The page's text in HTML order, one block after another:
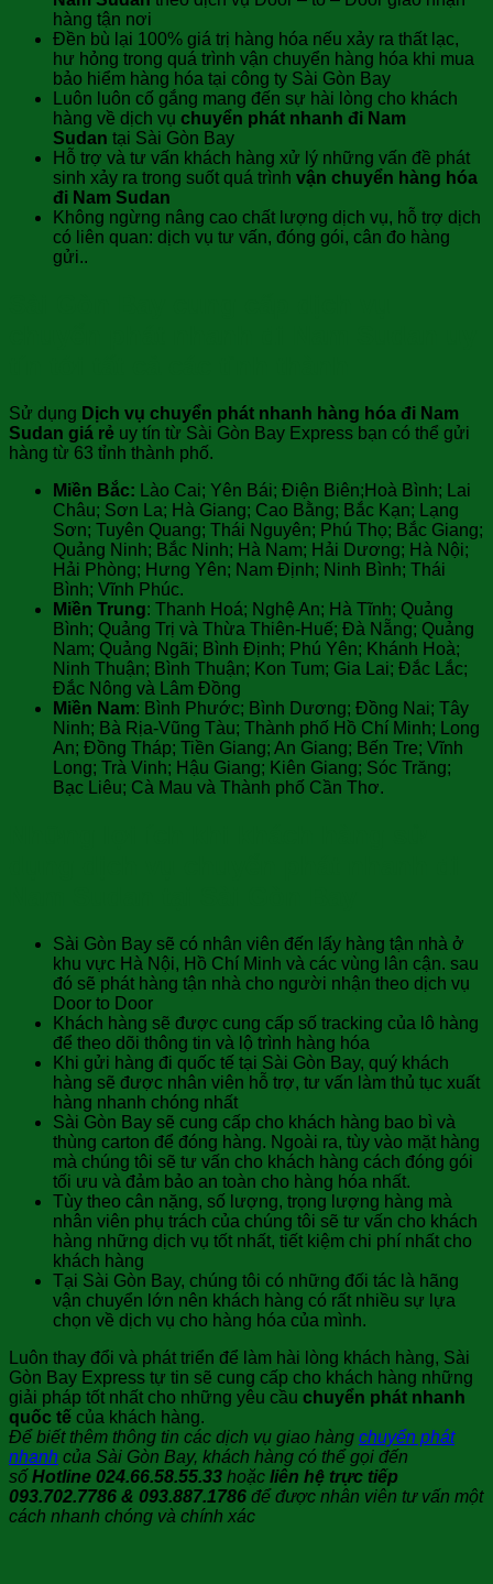
hàng tận nơi
Đền bù lại 100% giá trị hàng hóa nếu xảy ra thất lạc,
hư hỏng trong quá trình vận chuyển hàng hóa khi mua
bảo hiểm hàng hóa tại công ty Sài Gòn Bay
Luôn luôn cố gắng mang đến sự hài lòng cho khách
hàng về dịch vụ chuyển phát nhanh đi Nam
Sudan tại Sài Gòn Bay
Hỗ trợ và tư vấn khách hàng xử lý những vấn đề phát
sinh xảy ra trong suốt quá trình vận chuyển hàng hóa
đi Nam Sudan
Không ngừng nâng cao chất lượng dịch vụ, hỗ trợ dịch
có liên quan: dịch vụ tư vấn, đóng gói, cân đo hàng
gửi..
Sử dụng Dịch vụ chuyển phát nhanh hàng hóa đi Nam
Sudan giá rẻ uy tín từ Sài Gòn Bay Express bạn có thể gửi
hàng từ 63 tỉnh thành phố.
Miền Bắc: Lào Cai; Yên Bái; Điện Biên;Hoà Bình; Lai
Châu; Sơn La; Hà Giang; Cao Bằng; Bắc Kạn; Lạng
Sơn; Tuyên Quang; Thái Nguyên; Phú Thọ; Bắc Giang;
Quảng Ninh; Bắc Ninh; Hà Nam; Hải Dương; Hà Nội;
Hải Phòng; Hưng Yên; Nam Định; Ninh Bình; Thái
Bình; Vĩnh Phúc.
Miền Trung: Thanh Hoá; Nghệ An; Hà Tĩnh; Quảng
Bình; Quảng Trị và Thừa Thiên-Huế; Đà Nẵng; Quảng
Nam; Quảng Ngãi; Bình Định; Phú Yên; Khánh Hoà;
Ninh Thuận; Bình Thuận; Kon Tum; Gia Lai; Đắc Lắc;
Đắc Nông và Lâm Đồng
Miền Nam: Bình Phước; Bình Dương; Đồng Nai; Tây
Ninh; Bà Rịa-Vũng Tàu; Thành phố Hồ Chí Minh; Long
An; Đồng Tháp; Tiền Giang; An Giang; Bến Tre; Vĩnh
Long; Trà Vinh; Hậu Giang; Kiên Giang; Sóc Trăng;
Bạc Liêu; Cà Mau và Thành phố Cần Thơ.
Sài Gòn Bay sẽ có nhân viên đến lấy hàng tận nhà ở
khu vực Hà Nội, Hồ Chí Minh và các vùng lân cận. sau
đó sẽ phát hàng tận nhà cho người nhận theo dịch vụ
Door to Door
Khách hàng sẽ được cung cấp số tracking của lô hàng
để theo dõi thông tin và lộ trình hàng hóa
Khi gửi hàng đi quốc tế tại Sài Gòn Bay, quý khách
hàng sẽ được nhân viên hỗ trợ, tư vấn làm thủ tục xuất
hàng nhanh chóng nhất
Sài Gòn Bay sẽ cung cấp cho khách hàng bao bì và
thùng carton để đóng hàng. Ngoài ra, tùy vào mặt hàng
mà chúng tôi sẽ tư vấn cho khách hàng cách đóng gói
tối ưu và đảm bảo an toàn cho hàng hóa nhất.
Tùy theo cân nặng, số lượng, trọng lượng hàng mà
nhân viên phụ trách của chúng tôi sẽ tư vấn cho khách
hàng những dịch vụ tốt nhất, tiết kiệm chi phí nhất cho
khách hàng
Tại Sài Gòn Bay, chúng tôi có những đối tác là hãng
vận chuyển lớn nên khách hàng có rất nhiều sự lựa
chọn về dịch vụ cho hàng hóa của mình.
Luôn thay đổi và phát triển để làm hài lòng khách hàng, Sài
Gòn Bay Express tự tin sẽ cung cấp cho khách hàng những
giải pháp tốt nhất cho những yêu cầu chuyển phát nhanh
quốc tế của khách hàng.
Để biết thêm thông tin các dịch vụ giao hàng chuyển phát
nhanh của Sài Gòn Bay, khách hàng có thể gọi đến
số Hotline 024.66.58.55.33 hoặc liên hệ trực tiếp
093.702.7786 & 093.887.1786 để được nhân viên tư vấn một
cách nhanh chóng và chính xác